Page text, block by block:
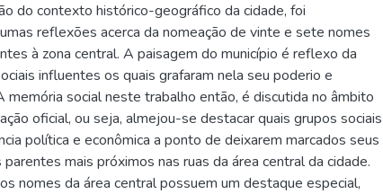
do contexto histórico-geográfico da cidade, foi
reflexões acerca da nomeação de vinte e sete nomes
à zona central. A paisagem do município é reflexo da
influentes os quais grafaram nela seu poderio e
memória social neste trabalho então, é discutida no âmbito
oficial, ou seja, almejou-se destacar quais grupos sociais
política e econômica a ponto de deixarem marcados seus
mais próximos nas ruas da área central da cidade.
nomes da área central possuem um destaque especial,